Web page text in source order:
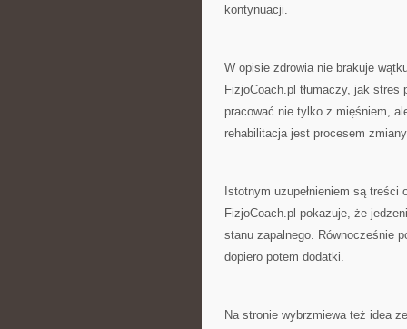
kontynuacji.
W opisie zdrowia nie brakuje
FizjoCoach.pl tłumaczy, jak
pracować nie tylko z mięśniem,
rehabilitacja jest procesem
Istotnym uzupełnieniem są treści
FizjoCoach.pl pokazuje, że
stanu zapalnego. Równocześnie
dopiero potem dodatki.
Na stronie wybrzmiewa też idea